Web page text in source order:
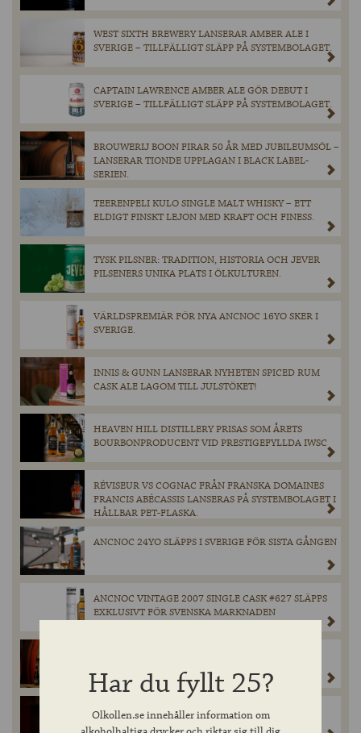
WEST SIXTH BREWERY LANSERAR AMBER ALE I
SVERIGE – TILLFÄLLIGT SLÄPP PÅ SYSTEMBOLAGET.
CAPTAIN LAWRENCE AMBER ALE GÖR DEBUT I
SVERIGE – TILLFÄLLIGT SLÄPP PÅ SYSTEMBOLAGET.
BROUWERIJ BOON FIRAR 50 ÅR MED JUBILEUMSÖL –
LANSERAR TIONDE UPPLAGAN I BLACK LABEL-
SERIEN.
TEERENPELI KULO SINGLE MALT WHISKY – ETT
ELDIGT FINSKT LEJON MED KRAFT OCH FINESS.
TYSK PILSNER: TRADITION, HISTORIA OCH JEVER
PILSENERS UNIKA PLATS I ÖLKULTUREN.
VÄRLDSPREMIÄR FÖR NYA ANCNOC 16YO SKER I
SVERIGE.
INNIS & GUNN LANSERAR NYHETEN SPICED RUM
CASK ALE LAGOM TILL JULSTÖKET!
HEAVEN HILL DISTILLERY PRISAS SOM ÅRETS
BOURBONPRODUCENT VID PRESTIGEFYLLDA IWSC
RÉVISEUR VS COGNAC FRÅN FRANSKA DOMAINES
FRANCIS ABÉCASSIS LANSERAS PÅ SYSTEMBOLAGET I
HÅLLBAR PET-FLASKA.
ANCNOC 24YO SLÄPPS I SVERIGE FÖR SISTA GÅNGEN
ANCNOC VINTAGE 2007 SINGLE CASK #627 SLÄPPS
EXKLUSIVT FÖR SVENSKA MARKNADEN
KRIEKKATEGORIERNA PÅ WORLD BEER AWARDS
2024.
BOON MILLÉSIME 2023 – EXKLUSIVT SLÄPP PÅ
SYSTEMBOLAGET MED VÄRLDENS BÄSTA KRIEK.
Har du fyllt 25?
Olkollen.se innehåller information om